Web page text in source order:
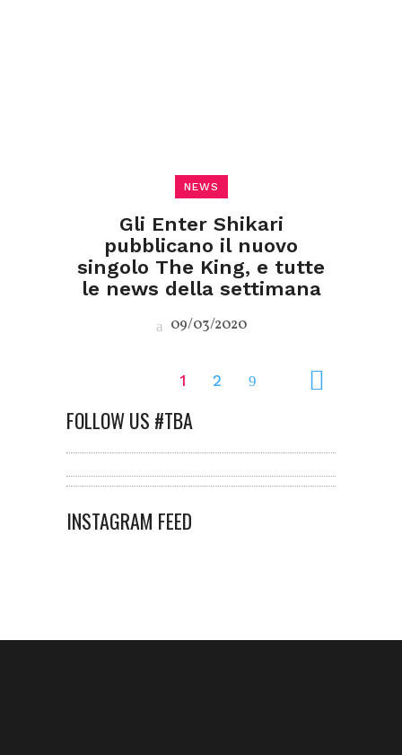
NEWS
Gli Enter Shikari
pubblicano il nuovo
singolo The King, e tutte
le news della settimana
09/03/2020
1 2
FOLLOW US #TBA
INSTAGRAM FEED